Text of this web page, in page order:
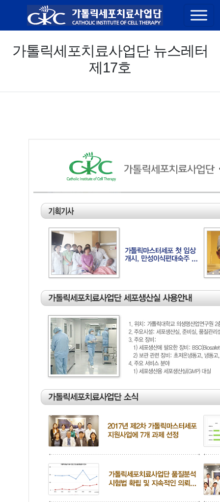
콘텐츠 바로가기
가톨릭세포치료사업단 뉴스레터
제17호